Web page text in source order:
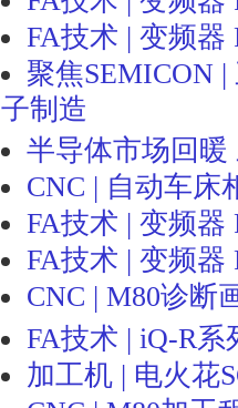
FA技术 | 变频器
聚焦SEMICON
子制造
半导体市场回
CNC | 自动车床
FA技术 | 变频器
FA技术 | 变频器
CNC | M80诊断
FA技术 | iQ-R
加工机 | 电火花